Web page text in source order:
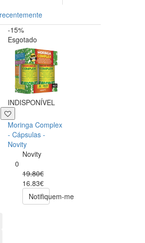
-15%
Esgotado
INDISPONÍVEL
Moringa Complex
- Cápsulas -
Novity
Novity
0
19.80€
16.83€
Notifiquem-me